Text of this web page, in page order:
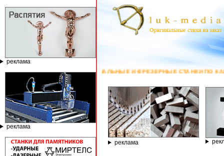
реклама
реклама
И ФРЕЗЕРНЫЕ СТАНКИ ПО КАМНЮ ОТ КОМПАНИИ
реклама